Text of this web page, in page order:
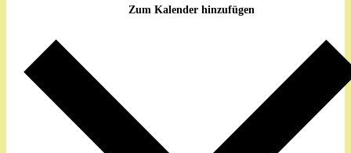
Zum Kalender hinzufügen